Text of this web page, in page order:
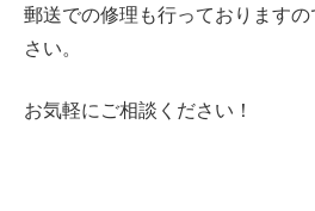
郵送での修理も行っております
さい。
お気軽にご相談ください！